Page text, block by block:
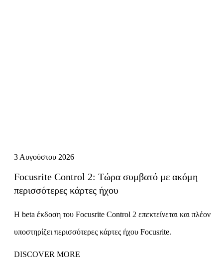
3 Αυγούστου 2026
Focusrite Control 2: Τώρα συμβατό με ακόμη
περισσότερες κάρτες ήχου
Η beta έκδοση του Focusrite Control 2 επεκτείνεται και πλέον
υποστηρίζει περισσότερες κάρτες ήχου Focusrite.
DISCOVER MORE